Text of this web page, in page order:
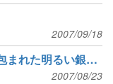
2007/09/18
120億光年かなたに、ちりに包まれた明るい銀河を発見
2007/08/23